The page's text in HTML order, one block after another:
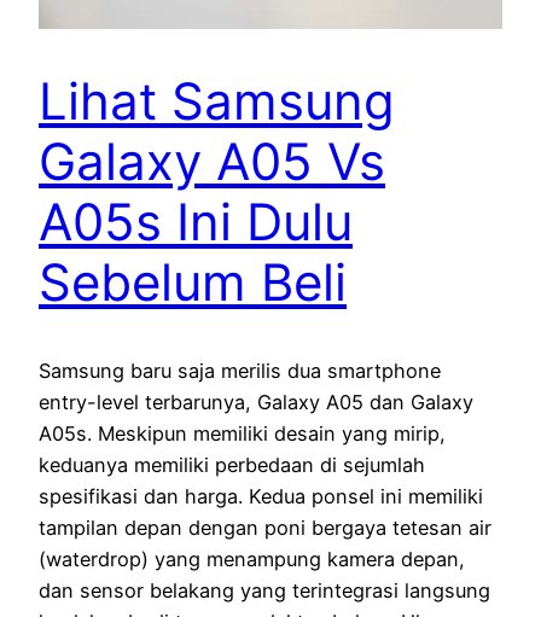
Lihat Samsung
Galaxy A05 Vs
A05s Ini Dulu
Sebelum Beli
Samsung baru saja merilis dua smartphone
entry-level terbarunya, Galaxy A05 dan Galaxy
A05s. Meskipun memiliki desain yang mirip,
keduanya memiliki perbedaan di sejumlah
spesifikasi dan harga. Kedua ponsel ini memiliki
tampilan depan dengan poni bergaya tetesan air
(waterdrop) yang menampung kamera depan,
dan sensor belakang yang terintegrasi langsung